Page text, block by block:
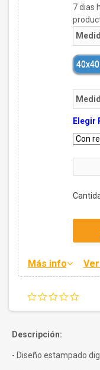
7dias
Elegir
Más info
Descripción:
- Diseño estampado